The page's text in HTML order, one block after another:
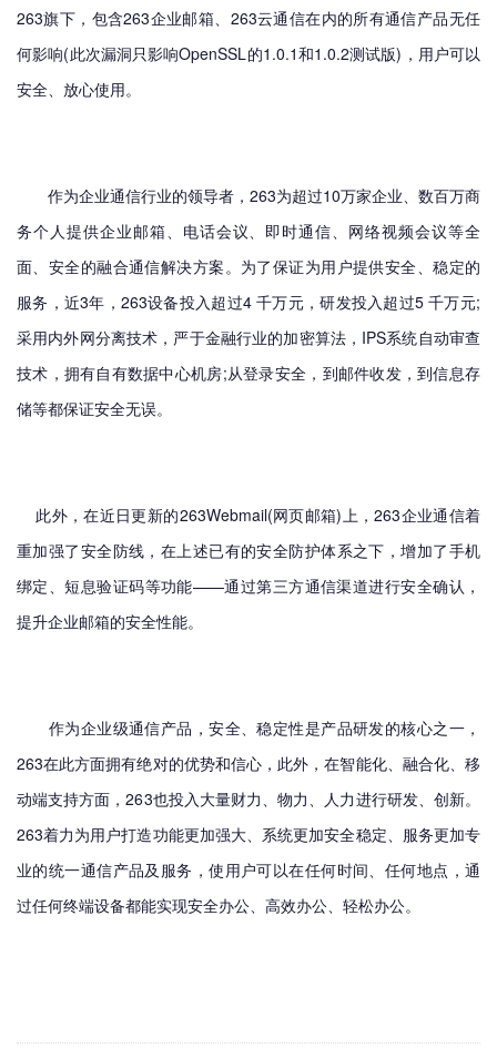
263旗下，包含263企业邮箱、263云通信在内的所有通信产品无任
何影响(此次漏洞只影响OpenSSL的1.0.1和1.0.2测试版)，用户可以
安全、放心使用。
作为企业通信行业的领导者，263为超过10万家企业、数百万商
务个人提供企业邮箱、电话会议、即时通信、网络视频会议等全
面、安全的融合通信解决方案。为了保证为用户提供安全、稳定的
服务，近3年，263设备投入超过4 千万元，研发投入超过5 千万元;
采用内外网分离技术，严于金融行业的加密算法，IPS系统自动审查
技术，拥有自有数据中心机房;从登录安全，到邮件收发，到信息存
储等都保证安全无误。
此外，在近日更新的263Webmail(网页邮箱)上，263企业通信着
重加强了安全防线，在上述已有的安全防护体系之下，增加了手机
绑定、短息验证码等功能——通过第三方通信渠道进行安全确认，
提升企业邮箱的安全性能。
作为企业级通信产品，安全、稳定性是产品研发的核心之一，
263在此方面拥有绝对的优势和信心，此外，在智能化、融合化、移
动端支持方面，263也投入大量财力、物力、人力进行研发、创新。
263着力为用户打造功能更加强大、系统更加安全稳定、服务更加专
业的统一通信产品及服务，使用户可以在任何时间、任何地点，通
过任何终端设备都能实现安全办公、高效办公、轻松办公。